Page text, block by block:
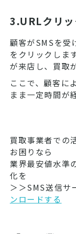
3.URLクリ
顧客がSMSを受
をクリックしま
が来店し、買取
ここで、顧客に
まま一定時間が
買取事業者での
お困りなら
業界最安値水準
化を
＞＞SMS送信サ
ンロードする